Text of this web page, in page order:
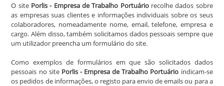
O site Porlis - Empresa de Trabalho Portuáriorecolhe dados sobre
as empresas suas clientes e informações individuais sobre os seus
colaboradores, nomeadamente nome, email, telefone, empresa e
cargo. Além disso, também solicitamos dados pessoais sempre que
um utilizador preencha um formulário do site.
Como exemplos de formulários em que são solicitados dados
pessoais no site Porlis - Empresa de Trabalho Portuário indicam-se
os pedidos de informações, o registo para envio de emails ou para a